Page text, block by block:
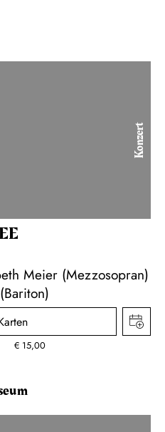
Konzert
Meier (Mezzosopran)
€ 15,00